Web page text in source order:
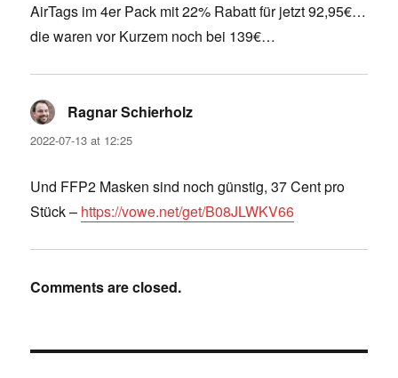
AirTags im 4er Pack mit 22% Rabatt für jetzt 92,95€…
die waren vor Kurzem noch bei 139€…
Ragnar Schierholz
2022-07-13 at 12:25
Und FFP2 Masken sind noch günstig, 37 Cent pro
Stück – https://vowe.net/get/B08JLWKV66
Comments are closed.